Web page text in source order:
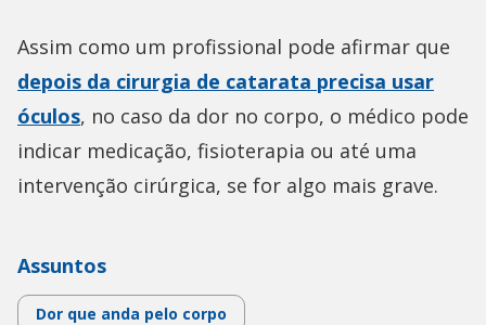
Assim como um profissional pode afirmar que
depois da cirurgia de catarata precisa usar
óculos, no caso da dor no corpo, o médico pode
indicar medicação, fisioterapia ou até uma
intervenção cirúrgica, se for algo mais grave.
Assuntos
Dor que anda pelo corpo